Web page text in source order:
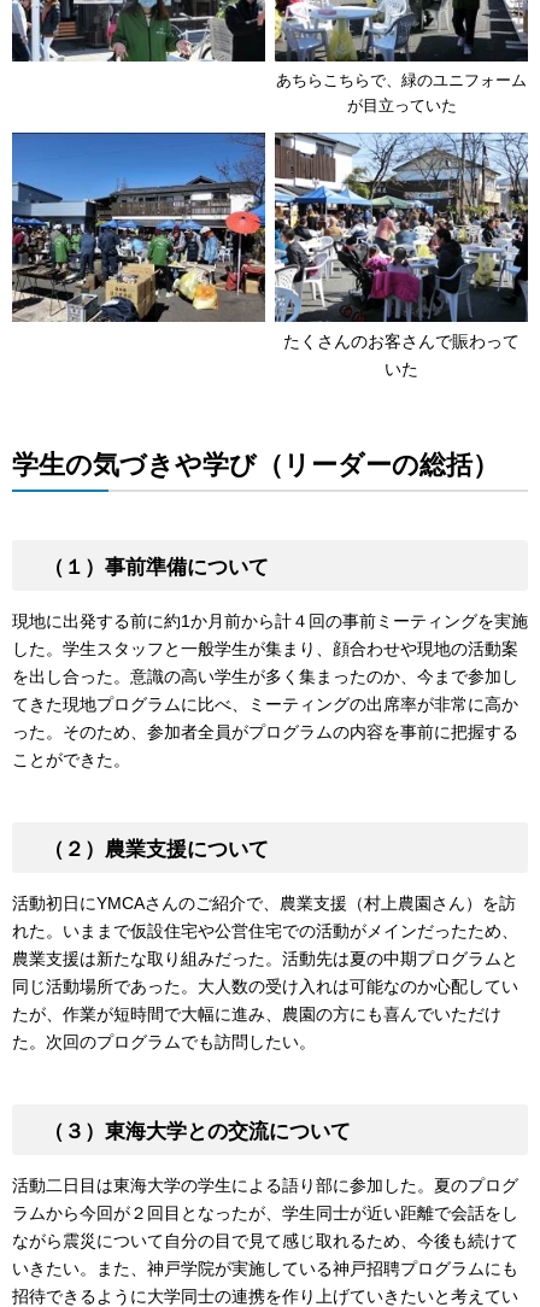
あちらこちらで、緑のユニフォーム
が目立っていた
たくさんのお客さんで賑わって
いた
学生の気づきや学び（リーダーの総括）
（１）事前準備について
現地に出発する前に約1か月前から計４回の事前ミーティングを実施
した。学生スタッフと一般学生が集まり、顔合わせや現地の活動案
を出し合った。意識の高い学生が多く集まったのか、今まで参加し
てきた現地プログラムに比べ、ミーティングの出席率が非常に高か
った。そのため、参加者全員がプログラムの内容を事前に把握する
ことができた。
（２）農業支援について
活動初日にYMCAさんのご紹介で、農業支援（村上農園さん）を訪
れた。いままで仮設住宅や公営住宅での活動がメインだったため、
農業支援は新たな取り組みだった。活動先は夏の中期プログラムと
同じ活動場所であった。大人数の受け入れは可能なのか心配してい
たが、作業が短時間で大幅に進み、農園の方にも喜んでいただけ
た。次回のプログラムでも訪問したい。
（３）東海大学との交流について
活動二日目は東海大学の学生による語り部に参加した。夏のプログ
ラムから今回が２回目となったが、学生同士が近い距離で会話をし
ながら震災について自分の目で見て感じ取れるため、今後も続けて
いきたい。また、神戸学院が実施している神戸招聘プログラムにも
招待できるように大学同士の連携を作り上げていきたいと考えてい